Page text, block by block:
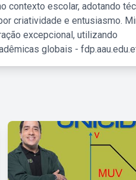
contexto escolar, adotando
criatividade e entusiasmo.
excepcional, utilizando
globais -